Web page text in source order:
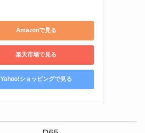
Amazonで見る
楽天市場で見る
Yahoo!ショッピングで見る